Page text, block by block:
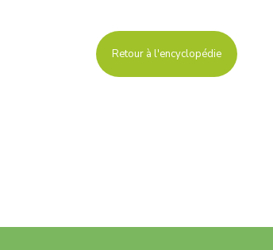
Retour à l'encyclopédie